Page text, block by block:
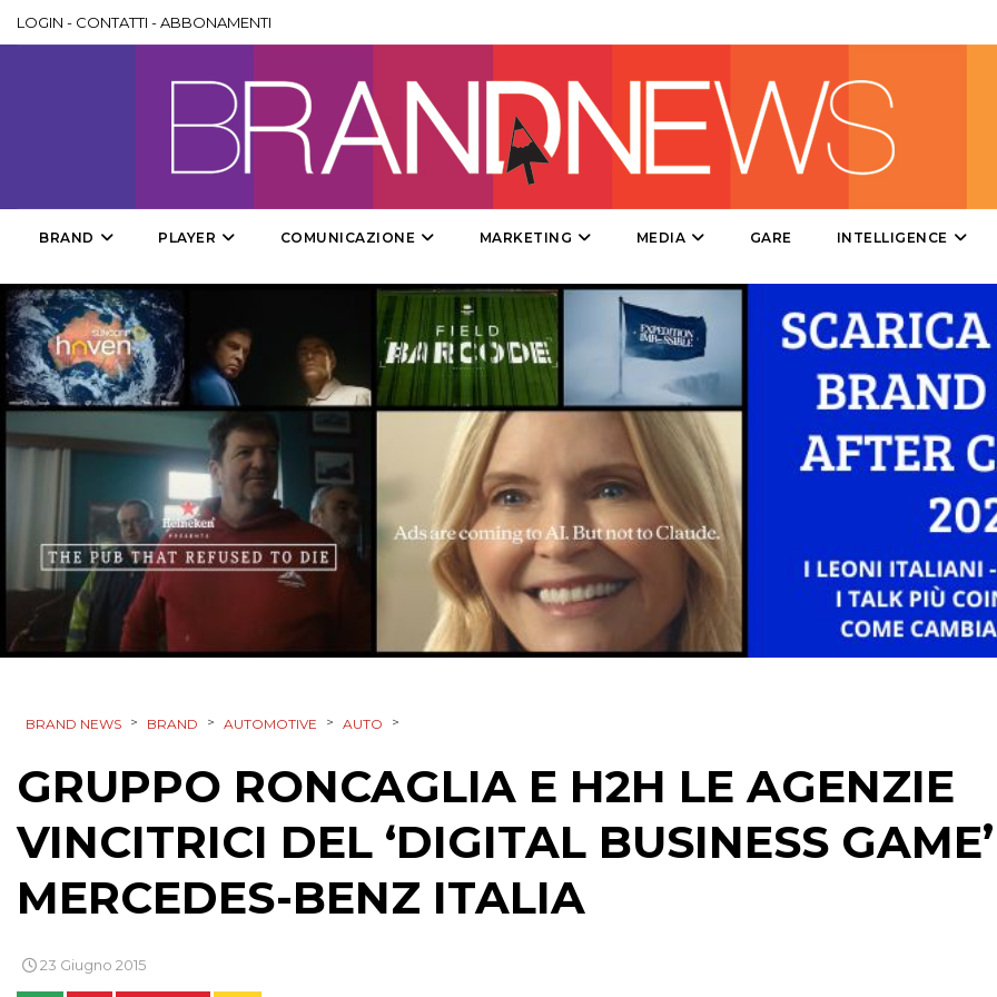
EVENTI
MOBILE
PROMOZIONI
PRODOTTI
PUNTI VENDITA
STRATEGIE
CINEMA
DIGITALE
TV
LOGIN - CONTATTI -ABBONAMENTI
BRAND PLAYER COMUNICAZIONE MARKETING MEDIA GARE INTELLIGENCE
BRAND NEWS > BRAND > AUTOMOTIVE > AUTO >
GRUPPO RONCAGLIA E H2H LE AGENZIE
VINCITRICI DEL ‘DIGITAL BUSINESS
MERCEDES-BENZ ITALIA
23 Giugno 2015